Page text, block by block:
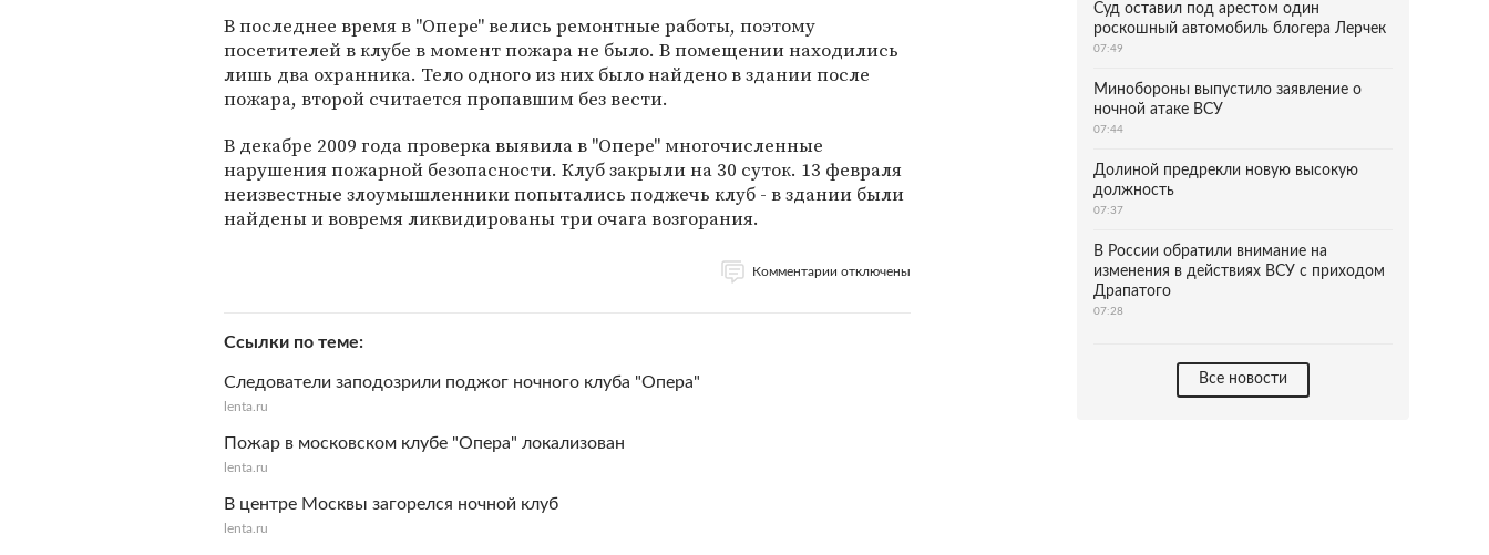
В последнее время в "Опере" велись ремонтные работы, поэтому
посетителей в клубе в момент пожара не было. В помещении находились
лишь два охранника. Тело одного из них было найдено в здании после
пожара, второй считается пропавшим без вести.
В декабре 2009 года проверка выявила в "Опере" многочисленные
нарушения пожарной безопасности. Клуб закрыли на 30 суток. 13 февраля
неизвестные злоумышленники попытались поджечь клуб - в здании были
найдены и вовремя ликвидированы три очага возгорания.
Комментарии отключены
Ссылки по теме
Следователи заподозрили поджог ночного клуба "Опера"
lenta.ru
Пожар в московском клубе "Опера" локализован
lenta.ru
В центре Москвы загорелся ночной клуб
lenta.ru
Суд оставил под арестом один
роскошный автомобиль блогера Лерчек
07:49
Минобороны выпустило заявление о
ночной атаке ВСУ
07:44
Долиной предрекли новую высокую
должность
07:37
В России обратили внимание на
изменения в действиях ВСУ с приходом
Драпатого
07:28
Все новости